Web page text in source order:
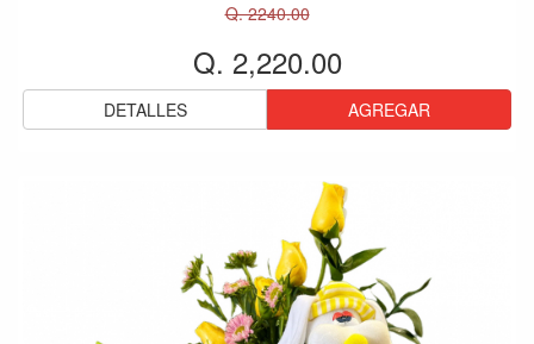
Q. 2240.00
Q. 2,220.00
DETALLES AGREGAR